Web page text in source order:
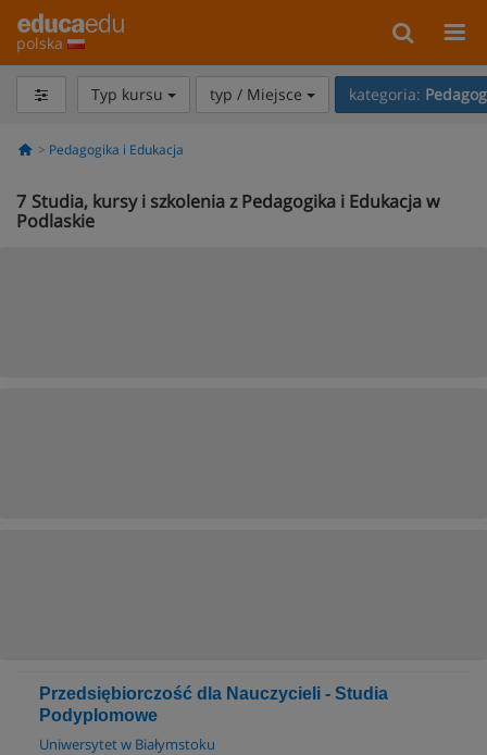
polska
Typ kursu typ / Miejsce kategoria:
Pedagogika i Edukacja
7 Studia, kursy i szkolenia z Pedagogika i Edukacja w
Podlaskie
Przedsiębiorczość dla Nauczycieli - Studia
Podyplomowe
Uniwersytet w Białymstoku